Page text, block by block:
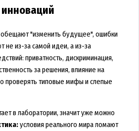
обещают "изменить будущее", ошибки
не из-за самой идеи, а из-за
приватность, дискриминация,
за решения, влияние на
проверять типовые мифы и слепые
в лаборатории, значит уже можно
условия реального мира ломают